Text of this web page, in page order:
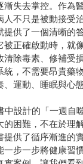
漸失去掌控。作為
人不只是被動接受
提供了一個清晰的
被正確啟動時，就
清除毒素、修補受
統，不需要昂貴藥
運動、睡眠與心
設計的「一週自
的困難，不在於理
提供了循序漸進的
一步一步將健康習